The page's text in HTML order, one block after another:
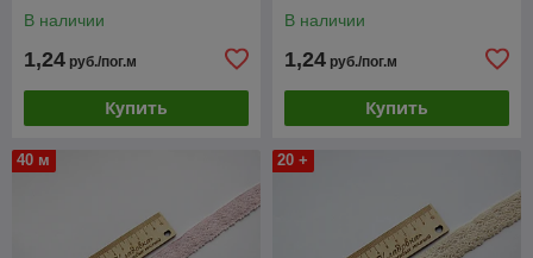
В наличии
1,24 руб./пог.м
Купить
В наличии
1,24 руб./пог.м
Купить
40 м 20 +